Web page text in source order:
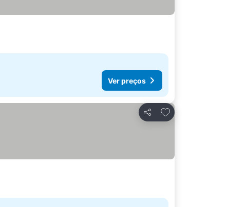
Ver preços
Partilhar
Adicionar aos favoritos